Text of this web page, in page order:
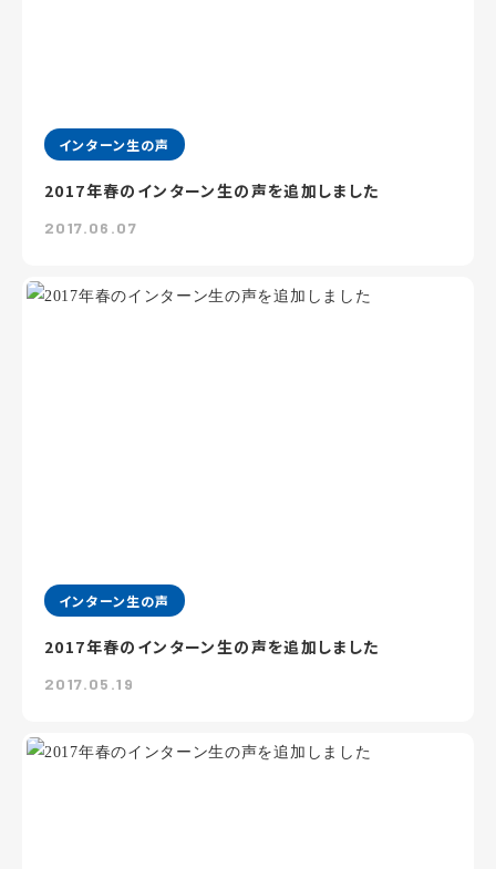
インターン生の声
2017年春のインターン生の声を追加しました
2017.06.07
インターン生の声
2017年春のインターン生の声を追加しました
2017.05.19